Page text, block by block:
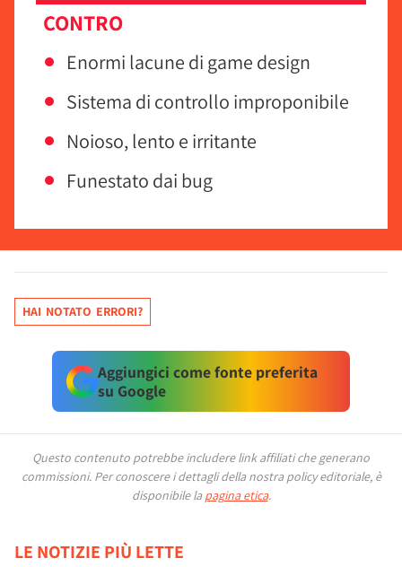
CONTRO
Enormi lacune di game design
Sistema di controllo improponibile
Noioso, lento e irritante
Funestato dai bug
HAI NOTATO ERRORI?
Aggiungici come fonte preferita
su Google
Questo contenuto potrebbe includere link affiliati che generano
commissioni. Per conoscere i dettagli della nostra policy editoriale, è
disponibile la pagina etica.
LE NOTIZIE PIÙ LETTE